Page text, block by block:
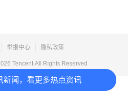
新闻，看更多热点资讯
举报中心 隐私政策
Tencent.All Rights Reserved